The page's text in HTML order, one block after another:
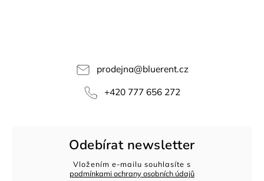
prodejna@bluerent.cz
+420 777 656 272
Odebírat newsletter
Vložením e-mailu souhlasíte s
podmínkami ochrany osobních údajů